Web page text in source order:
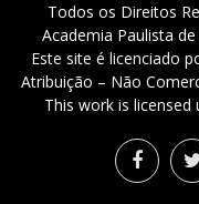
Todos os Direitos
Academia Paulista
Este site é licenciado
Atribuição – Não
This work is licensed